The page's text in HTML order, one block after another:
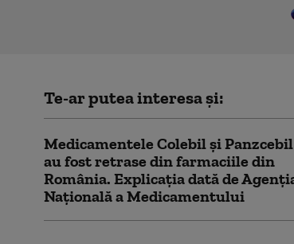
Te-ar putea interesa și:
Medicamentele Colebil și Panzcebil
au fost retrase din farmaciile din
România. Explicația dată de
Națională a Medicamentului